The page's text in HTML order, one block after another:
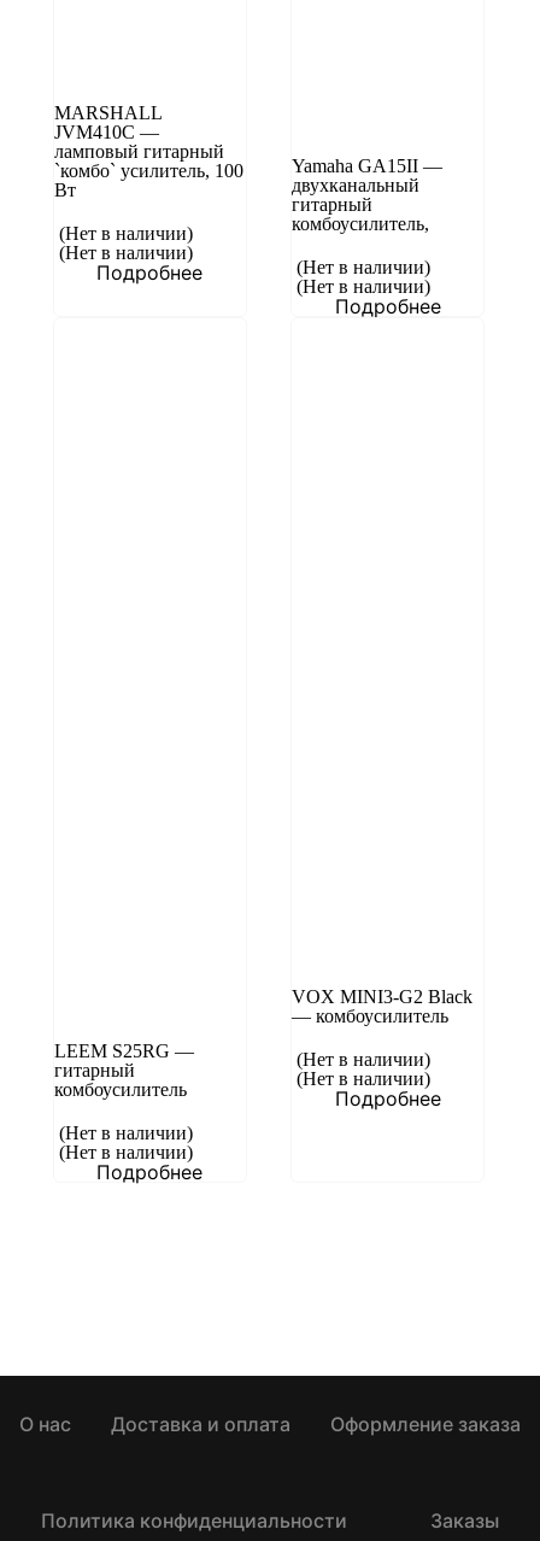
MARSHALL
JVM410C —
ламповый гитарный
`комбо` усилитель, 100
Вт
(Нет в наличии)
(Нет в наличии)
Подробнее
Yamaha GA15II —
двухканальный
гитарный
комбоусилитель,
(Нет в наличии)
(Нет в наличии)
Подробнее
LEEM S25RG —
гитарный
комбоусилитель
(Нет в наличии)
(Нет в наличии)
Подробнее
VOX MINI3-G2 Black
— комбоусилитель
(Нет в наличии)
(Нет в наличии)
Подробнее
О нас Доставка и оплата Оформление заказа
Политика конфиденциальности Заказы